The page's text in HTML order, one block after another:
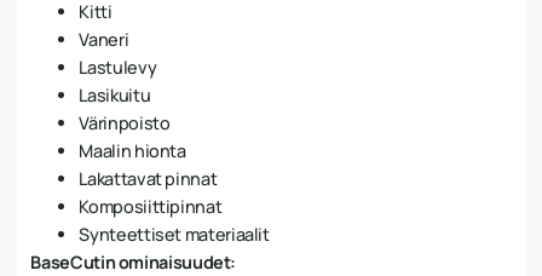
Kitti
Vaneri
Lastulevy
Lasikuitu
Värinpoisto
Maalin hionta
Lakattavat pinnat
Komposiittipinnat
Synteettiset materiaalit
BaseCutin ominaisuudet: